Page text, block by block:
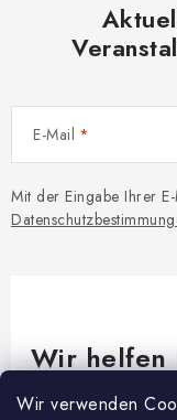
Wir verwenden
E-Mail
Mit der Eingabe Ihrer
Wir helfen
Brauchen